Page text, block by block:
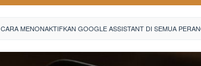
CARA MENONAKTIFKAN GOOGLE ASSISTANT DI SEMUA